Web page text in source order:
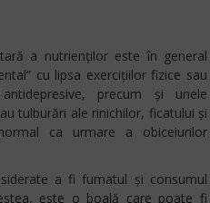
a nutrienților este în general
cu lipsa exercițiilor fizice sau
precum și unele
tulburări ale rinichilor, ficatului și
ca urmare a obiceiurilor
a fi fumatul și consumul
este o boală care poate fi